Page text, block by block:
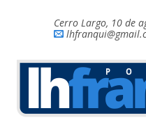
Cerro Largo, 10 de